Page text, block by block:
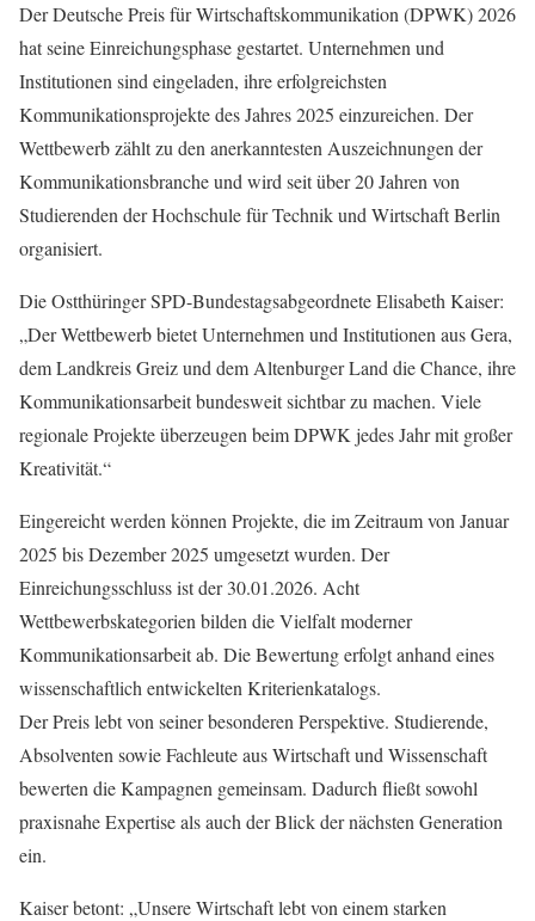
Der Deutsche Preis für Wirtschaftskommunikation (DPWK) 2026
hat seine Einreichungsphase gestartet. Unternehmen und
Institutionen sind eingeladen, ihre erfolgreichsten
Kommunikationsprojekte des Jahres 2025 einzureichen. Der
Wettbewerb zählt zu den anerkanntesten Auszeichnungen der
Kommunikationsbranche und wird seit über 20 Jahren von
Studierenden der Hochschule für Technik und Wirtschaft Berlin
organisiert.
Die Ostthüringer SPD-Bundestagsabgeordnete Elisabeth Kaiser:
„Der Wettbewerb bietet Unternehmen und Institutionen aus Gera,
dem Landkreis Greiz und dem Altenburger Land die Chance, ihre
Kommunikationsarbeit bundesweit sichtbar zu machen. Viele
regionale Projekte überzeugen beim DPWK jedes Jahr mit großer
Kreativität.“
Eingereicht werden können Projekte, die im Zeitraum von Januar
2025 bis Dezember 2025 umgesetzt wurden. Der
Einreichungsschluss ist der 30.01.2026. Acht
Wettbewerbskategorien bilden die Vielfalt moderner
Kommunikationsarbeit ab. Die Bewertung erfolgt anhand eines
wissenschaftlich entwickelten Kriterienkatalogs.
Der Preis lebt von seiner besonderen Perspektive. Studierende,
Absolventen sowie Fachleute aus Wirtschaft und Wissenschaft
bewerten die Kampagnen gemeinsam. Dadurch fließt sowohl
praxisnahe Expertise als auch der Blick der nächsten Generation
ein.
Kaiser betont: „Unsere Wirtschaft lebt von einem starken